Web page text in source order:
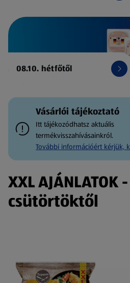
08.10. hétfőtől
Vásárlói tájékoztató
Itt tájékozódhatsz aktuális
termékvisszahívásainkról.
További információért kérjük,
XXL AJÁNLATOK
csütörtöktől